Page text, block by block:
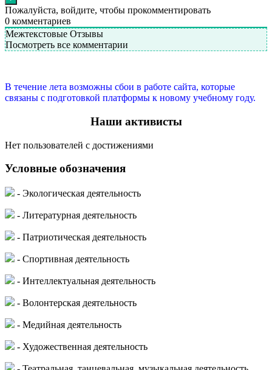
Пожалуйста, войдите, чтобы прокомментировать
0 комментариев
Межтекстовые Отзывы
Посмотреть все комментарии
В течение лета возможны сбои в работе сайта, которые
связаны с подготовкой платформы к новому учебному году.
Наши активисты
Нет пользователей с достижениями
Условные обозначения
- Экологическая деятельность
- Литературная деятельность
- Патриотическая деятельность
- Спортивная деятельность
- Интеллектуальная деятельность
- Волонтерская деятельность
- Медийная деятельность
- Художественная деятельность